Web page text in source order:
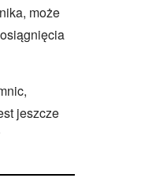
może
jeszcze